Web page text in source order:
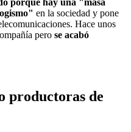
porque hay una "masa
en la sociedad y pone
Hace unos
pero se acabó
productoras de